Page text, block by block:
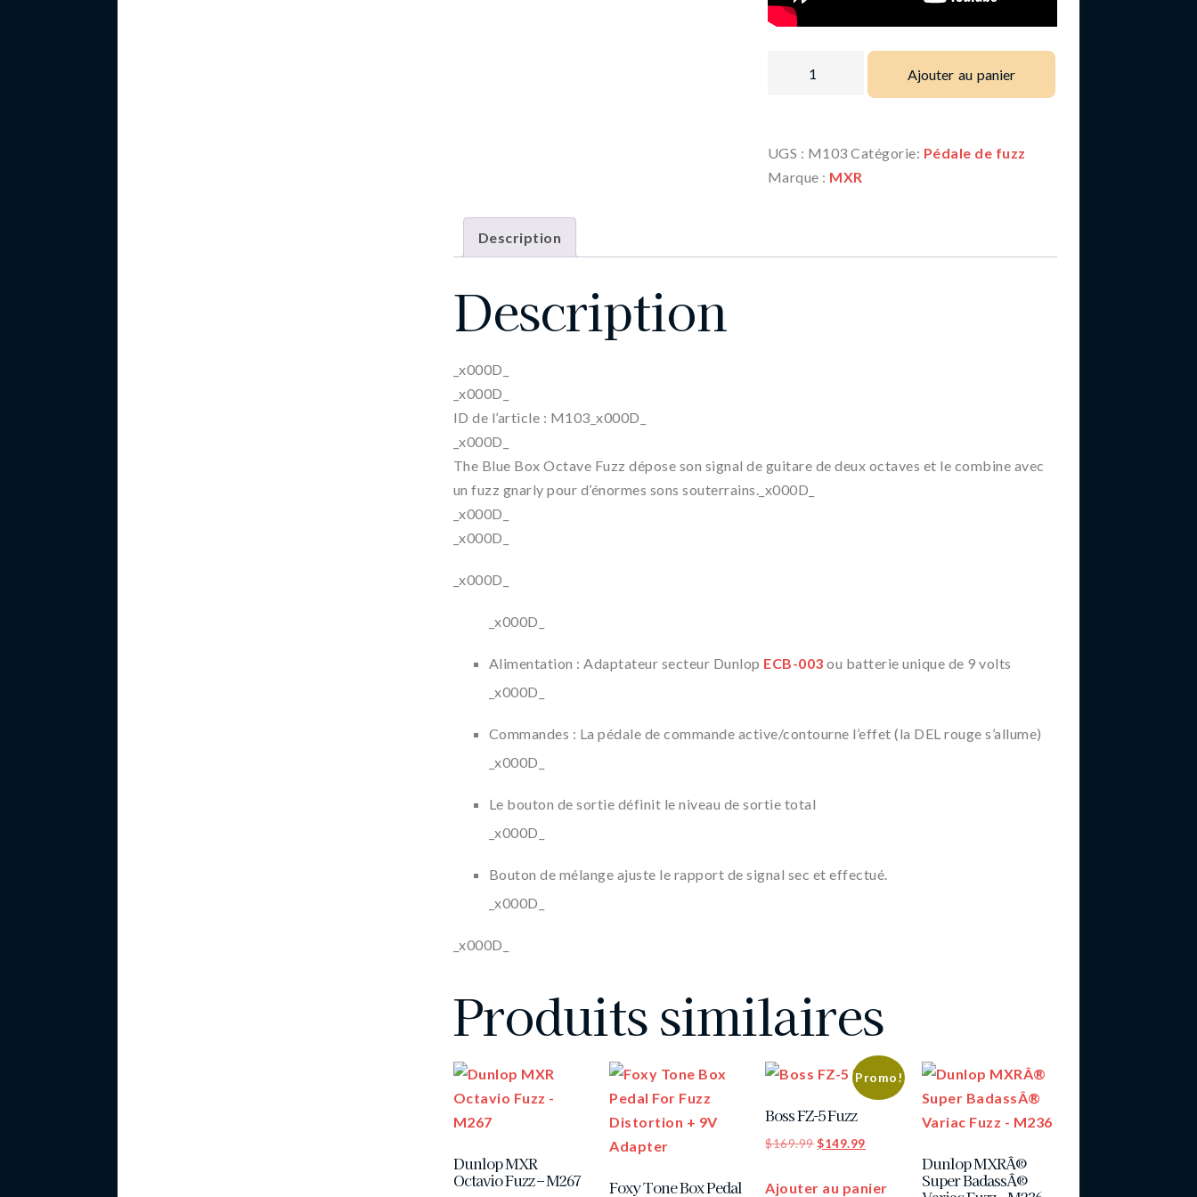
Ajouter au panier
UGS : M103 Catégorie: Pédale de fuzz
Marque : MXR
Description
Description
_x000D_
_x000D_
ID de l’article : M103_x000D_
_x000D_
The Blue Box Octave Fuzz dépose son signal de guitare de deux octaves et le combine avec
un fuzz gnarly pour d’énormes sons souterrains._x000D_
_x000D_
_x000D_
_x000D_
_x000D_
Alimentation : Adaptateur secteur Dunlop ECB-003 ou batterie unique de 9 volts
_x000D_
Commandes : La pédale de commande active/contourne l’effet (la DEL rouge s’allume)
_x000D_
Le bouton de sortie définit le niveau de sortie total
_x000D_
Bouton de mélange ajuste le rapport de signal sec et effectué.
_x000D_
_x000D_
Produits similaires
Dunlop MXR
Octavio Fuzz – M267 Foxy Tone Box Pedal
Promo!
Boss FZ-5 Fuzz
$169.99 $149.99
Ajouter au panier
Dunlop MXRÂ®
Super BadassÂ®